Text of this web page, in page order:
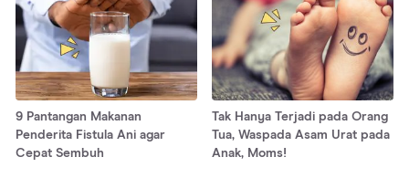
9 Pantangan Makanan
Penderita Fistula Ani agar
Cepat Sembuh
Tak Hanya Terjadi pada Orang
Tua, Waspada Asam Urat pada
Anak, Moms!